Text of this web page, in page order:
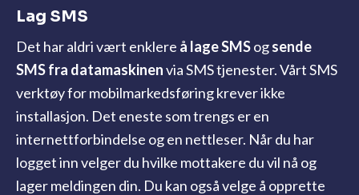
Lag SMS
Det har aldri vært enklere å lage SMSogsende
SMS fra datamaskinenvia SMS tjenester. Vårt SMS
verktøy for mobilmarkedsføring krever ikke
installasjon. Det eneste som trengs er en
internettforbindelse og en nettleser. Når du har
logget inn velger du hvilke mottakere du vil nå og
lager meldingen din. Du kan også velge å opprette